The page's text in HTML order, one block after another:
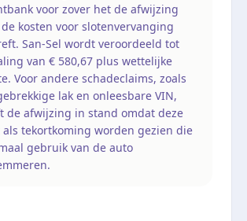
voor zover het de afwijzing
kosten voor slotenvervanging
San-Sel wordt veroordeeld tot
van € 580,67 plus wettelijke
Voor andere schadeclaims, zoals
lak en onleesbare VIN,
de afwijzing in stand omdat deze
als tekortkoming worden gezien die
gebruik van de auto